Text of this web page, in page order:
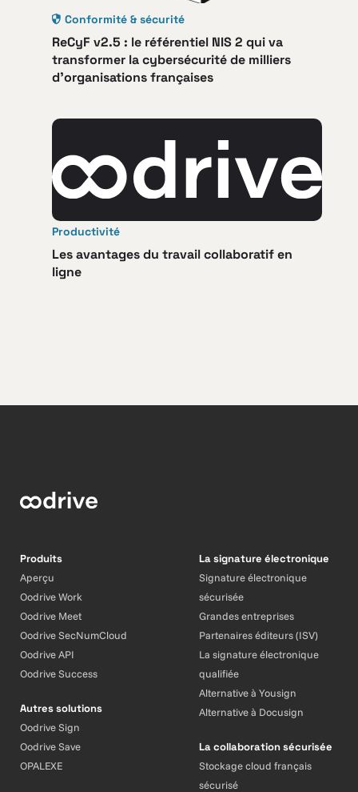
Conformité & sécurité
ReCyF v2.5 : le référentiel NIS 2 qui va
transformer la cybersécurité de milliers
d’organisations françaises
Productivité
Les avantages du travail collaboratif en
ligne
Produits
Aperçu
Oodrive Work
Oodrive Meet
Oodrive SecNumCloud
Oodrive API
Oodrive Success
Autres solutions
Oodrive Sign
Oodrive Save
OPALEXE
La signature électronique
Signature électronique
sécurisée
Grandes entreprises
Partenaires éditeurs (ISV)
La signature électronique
qualifiée
Alternative à Yousign
Alternative à Docusign
La collaboration sécurisée
Stockage cloud français
sécurisé